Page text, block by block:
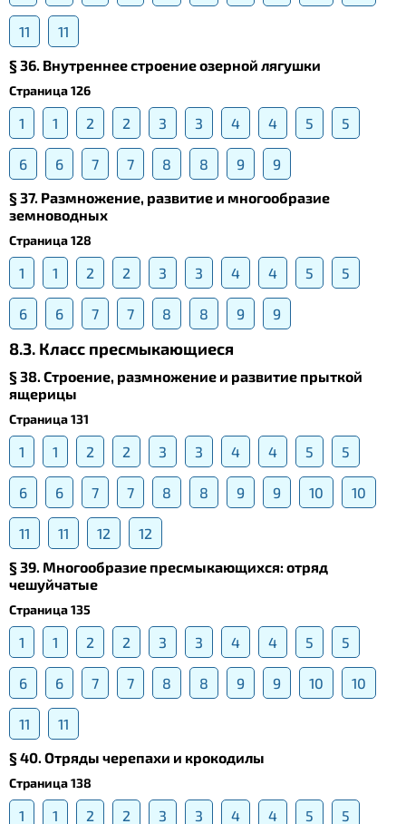
11
11
§ 36. Внутреннее строение озерной лягушки
Страница 126
1 1 2 2 3 3 4 4 5 5
6 6 7 7 8 8 9
9
§ 37. Размножение, развитие и многообразие
земноводных
Страница 128
1 1 2 2 3 3 4 4 5 5
6 6 7 7 8 8 9 9
8.3. Класс пресмыкающиеся
§ 38. Строение, размножение и развитие прыткой
ящерицы
Страница 131
1 1 2 2 3 3 4 4 5 5
6 6 7 7 8 8 9 9 10 10
11 11 12
12
§ 39. Многообразие пресмыкающихся: отряд
чешуйчатые
Страница 135
1 1 2 2 3 3 4 4 5 5
6 6 7 7 8 8 9 9 10 10
11
11
§ 40. Отряды черепахи и крокодилы
Страница 138
1 1 2 2 3 3 4 4 5 5